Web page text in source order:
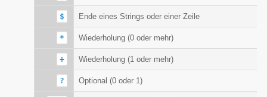
$ Ende eines Strings oder einer Zeile
* Wiederholung (0 oder mehr)
+ Wiederholung (1 oder mehr)
? Optional (0 oder 1)